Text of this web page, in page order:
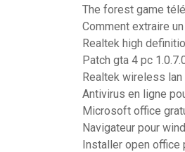
The forest game
Comment extraire
Realtek high
Patch gta 4 pc
Realtek wireless
Antivirus en ligne
Microsoft office
Navigateur pour
Installer open office